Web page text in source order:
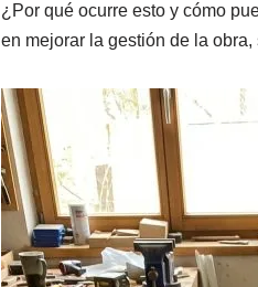
¿Por qué ocurre esto y cómo
en mejorar la gestión de la